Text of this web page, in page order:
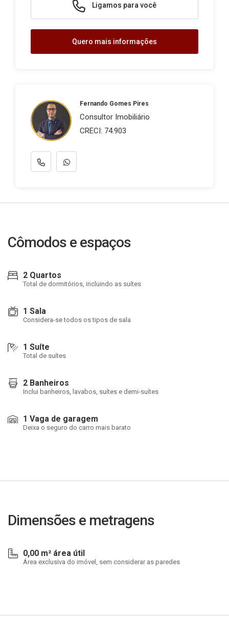
Ligamos para você
Quero mais informações
Fernando Gomes Pires
Consultor Imobiliário
CRECI: 74.903
Cômodos e espaços
2 Quartos
Total de dormitórios, incluindo as suítes
1 Sala
Considera-se todos os tipos de sala
1 Suíte
Total de suítes
2 Banheiros
Inclui banheiros, lavabos, suítes e demi-suítes
1 Vaga de garagem
Deixa o seguro do carro mais barato
Dimensões e metragens
0,00 m² área útil
Área exclusiva do imóvel, sem considerar as paredes